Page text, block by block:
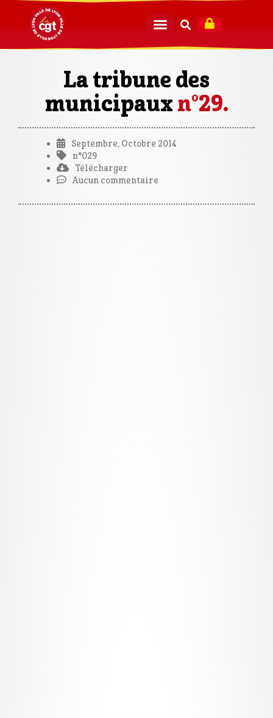
La tribune des
municipaux n°29.
Septembre, Octobre 2014
n°029
Télécharger
Aucun commentaire